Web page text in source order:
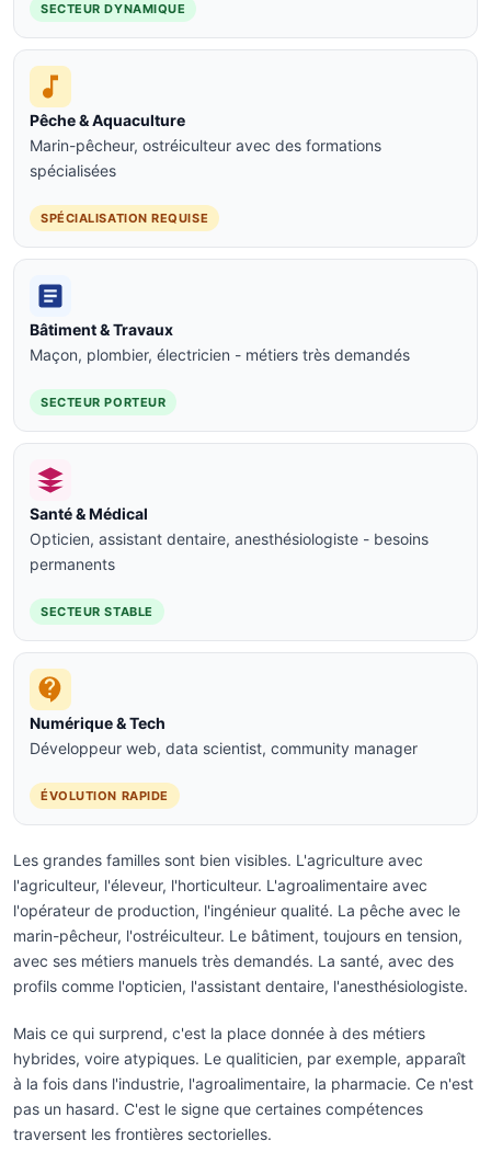
SECTEUR DYNAMIQUE
Pêche & Aquaculture
Marin-pêcheur, ostréiculteur avec des formations
spécialisées
SPÉCIALISATION REQUISE
Bâtiment & Travaux
Maçon, plombier, électricien - métiers très demandés
SECTEUR PORTEUR
Santé & Médical
Opticien, assistant dentaire, anesthésiologiste - besoins
permanents
SECTEUR STABLE
Numérique & Tech
Développeur web, data scientist, community manager
ÉVOLUTION RAPIDE
Les grandes familles sont bien visibles. L'agriculture avec
l'agriculteur, l'éleveur, l'horticulteur. L'agroalimentaire avec
l'opérateur de production, l'ingénieur qualité. La pêche avec le
marin-pêcheur, l'ostréiculteur. Le bâtiment, toujours en tension,
avec ses métiers manuels très demandés. La santé, avec des
profils comme l'opticien, l'assistant dentaire, l'anesthésiologiste.
Mais ce qui surprend, c'est la place donnée à des métiers
hybrides, voire atypiques. Le qualiticien, par exemple, apparaît
à la fois dans l'industrie, l'agroalimentaire, la pharmacie. Ce n'est
pas un hasard. C'est le signe que certaines compétences
traversent les frontières sectorielles.